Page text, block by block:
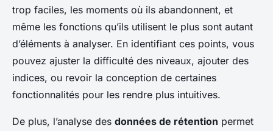
trop faciles, les moments où ils abandonnent, et
même les fonctions qu’ils utilisent le plus sont autant
d’éléments à analyser. En identifiant ces points, vous
pouvez ajuster la difficulté des niveaux, ajouter des
indices, ou revoir la conception de certaines
fonctionnalités pour les rendre plus intuitives.
De plus, l’analyse des données de rétention permet